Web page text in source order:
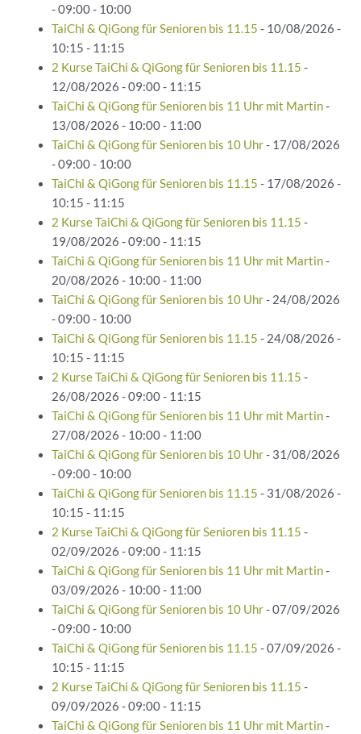
- 09:00 - 10:00
TaiChi & QiGong für Senioren bis 11.15 - 10/08/2026 -
10:15 - 11:15
2 Kurse TaiChi & QiGong für Senioren bis 11.15 -
12/08/2026 - 09:00 - 11:15
TaiChi & QiGong für Senioren bis 11 Uhr mit Martin-
13/08/2026 - 10:00 - 11:00
TaiChi & QiGong für Senioren bis 10 Uhr- 17/08/2026
- 09:00 - 10:00
TaiChi & QiGong für Senioren bis 11.15 - 17/08/2026 -
10:15 - 11:15
2 Kurse TaiChi & QiGong für Senioren bis 11.15 -
19/08/2026 - 09:00 - 11:15
TaiChi & QiGong für Senioren bis 11 Uhr mit Martin-
20/08/2026 - 10:00 - 11:00
TaiChi & QiGong für Senioren bis 10 Uhr- 24/08/2026
- 09:00 - 10:00
TaiChi & QiGong für Senioren bis 11.15 - 24/08/2026 -
10:15 - 11:15
2 Kurse TaiChi & QiGong für Senioren bis 11.15 -
26/08/2026 - 09:00 - 11:15
TaiChi & QiGong für Senioren bis 11 Uhr mit Martin-
27/08/2026 - 10:00 - 11:00
TaiChi & QiGong für Senioren bis 10 Uhr- 31/08/2026
- 09:00 - 10:00
TaiChi & QiGong für Senioren bis 11.15 - 31/08/2026 -
10:15 - 11:15
2 Kurse TaiChi & QiGong für Senioren bis 11.15 -
02/09/2026 - 09:00 - 11:15
TaiChi & QiGong für Senioren bis 11 Uhr mit Martin-
03/09/2026 - 10:00 - 11:00
TaiChi & QiGong für Senioren bis 10 Uhr- 07/09/2026
- 09:00 - 10:00
TaiChi & QiGong für Senioren bis 11.15 - 07/09/2026 -
10:15 - 11:15
2 Kurse TaiChi & QiGong für Senioren bis 11.15 -
09/09/2026 - 09:00 - 11:15
TaiChi & QiGong für Senioren bis 11 Uhr mit Martin-